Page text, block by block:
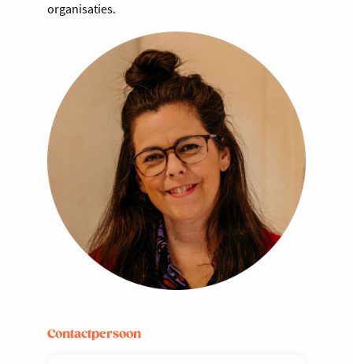
organisaties.
Contactpersoon